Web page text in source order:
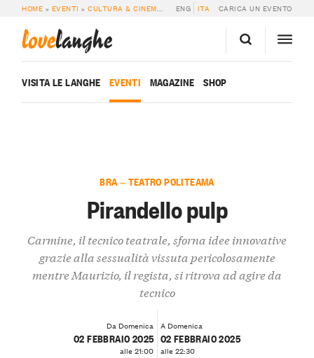
HOME » EVENTI »CULTURA & CINEMA » PIRANDELLO PULP
ENG ITA CARICA UN EVENTO
lovelanghe
VISITA LE LANGHE EVENTI MAGAZINE SHOP
BRA — TEATRO POLITEAMA
Pirandello pulp
Carmine, il tecnico teatrale, sforna idee innovative
grazie alla sessualità vissuta pericolosamente
mentre Maurizio, il regista, si ritrova ad agire da
tecnico
Da Domenica
02 FEBBRAIO 2025
alle 21:00
A Domenica
02 FEBBRAIO 2025
alle 22:30